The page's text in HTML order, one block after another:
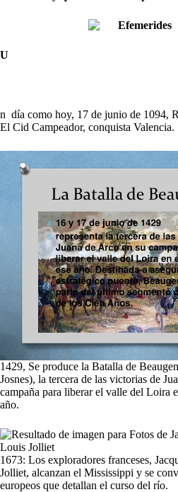
U
n día como hoy, 17 de junio de 1094,
El Cid Campeador, conquista Valencia.​
1429, Se produce la Batalla de
Josnes), la tercera de las victorias de
campaña para liberar el valle del Loira
año.
1673: Los exploradores franceses,
Jolliet, alcanzan el Mississippi y se
europeos que detallan el curso del río.